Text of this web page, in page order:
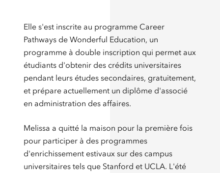
Elle s'est inscrite au programme Career
Pathways de Wonderful Education, un
programme à double inscription qui permet aux
étudiants d'obtenir des crédits universitaires
pendant leurs études secondaires, gratuitement,
et prépare actuellement un diplôme d'associé
en administration des affaires.
Melissa a quitté la maison pour la première fois
pour participer à des programmes
d'enrichissement estivaux sur des campus
universitaires tels que Stanford et UCLA. L'été